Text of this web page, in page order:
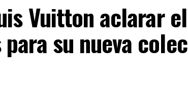
Vuitton aclarar
su nueva